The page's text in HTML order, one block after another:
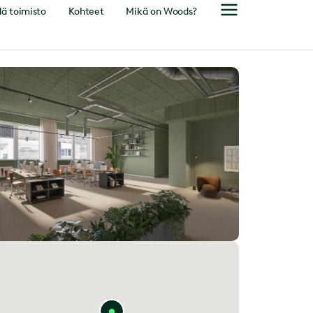
toimisto Kohteet Mikä on Woods?